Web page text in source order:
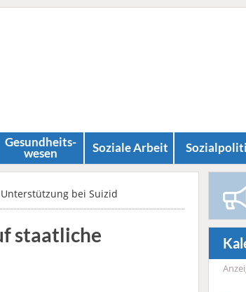
Gesundheits­
wesen Soziale Arbeit
bei Suizid
staatliche